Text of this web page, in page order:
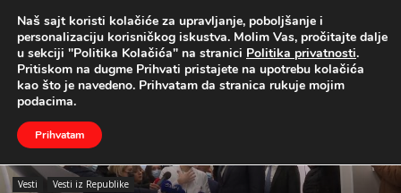
UŽIVO
Naslovna Vesti Vesti iz Republike
Vesti Vesti iz Republike
Naš sajt koristi kolačiće za upravljanje, poboljšanje i
personalizaciju korisničkog iskustva. Molim Vas, pročitajte dalje
u sekciji "Politika Kolačića" na stranici Politika privatnosti.
Pritiskom na dugme Prihvati pristajete na upotrebu kolačića
kao što je navedeno. Prihvatam da stranica rukuje mojim
podacima.
Prihvatam